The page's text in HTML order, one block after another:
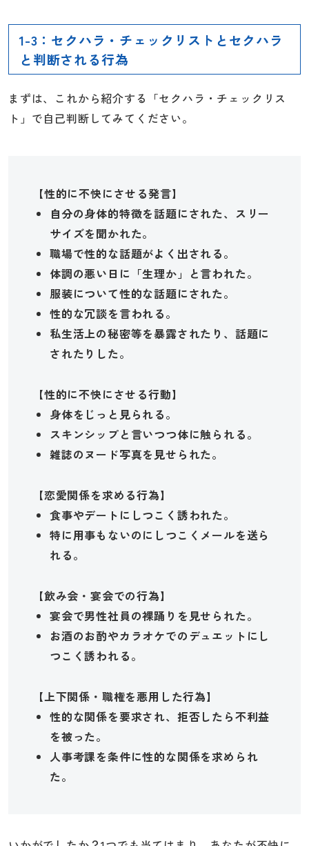
1-3：セクハラ・チェックリストとセクハラ
と判断される行為
まずは、これから紹介する「セクハラ・チェックリス
ト」で自己判断してみてください。
【性的に不快にさせる発言】
自分の身体的特徴を話題にされた、スリー
サイズを聞かれた。
職場で性的な話題がよく出される。
体調の悪い日に「生理か」と言われた。
服装について性的な話題にされた。
性的な冗談を言われる。
私生活上の秘密等を暴露されたり、話題に
されたりした。
【性的に不快にさせる行動】
身体をじっと見られる。
スキンシップと言いつつ体に触られる。
雑誌のヌード写真を見せられた。
【恋愛関係を求める行為】
食事やデートにしつこく誘われた。
特に用事もないのにしつこくメールを送ら
れる。
【飲み会・宴会での行為】
宴会で男性社員の裸踊りを見せられた。
お酒のお酌やカラオケでのデュエットにし
つこく誘われる。
【上下関係・職権を悪用した行為】
性的な関係を要求され、拒否したら不利益
を被った。
人事考課を条件に性的な関係を求められ
た。